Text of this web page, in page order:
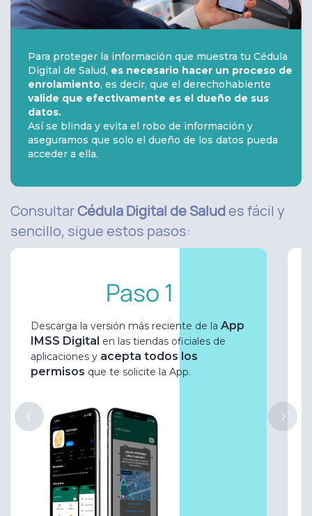
Para proteger la información que muestra tu Cédula
Digital de Salud, es necesario hacer un proceso de
enrolamiento, es decir, que el derechohabiente
valide que efectivamente es el dueño de sus
datos.
Así se blinda y evita el robo de información y
aseguramos que solo el dueño de los datos pueda
acceder a ella.
ConsultarCédula Digital de Saludes fácil y
sencillo, sigue estos pasos:
Paso 1
Descarga la versión más reciente de laApp
IMSS Digital en las tiendas oficiales de
aplicaciones y acepta todos los
permisos que te solicite la App.